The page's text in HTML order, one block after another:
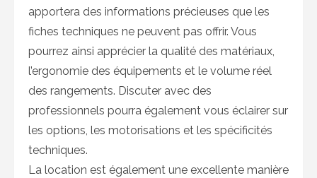
apportera des informations précieuses que les
fiches techniques ne peuvent pas offrir. Vous
pourrez ainsi apprécier la qualité des matériaux,
l’ergonomie des équipements et le volume réel
des rangements. Discuter avec des
professionnels pourra également vous éclairer sur
les options, les motorisations et les spécificités
techniques.
La location est également une excellente manière